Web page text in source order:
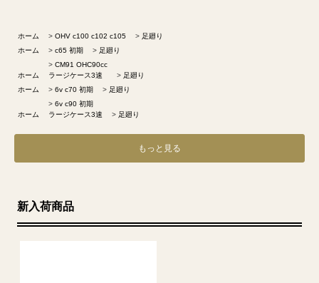
ホーム > OHV c100 c102 c105 > 足廻り
ホーム
> c65 初期 > 足廻り
ホーム
> CM91 OHC90cc
ラージケース3速
> 足廻り
ホーム
> 6v c70 初期 > 足廻り
ホーム
> 6v c90 初期
ラージケース3速
> 足廻り
もっと見る
新入荷商品